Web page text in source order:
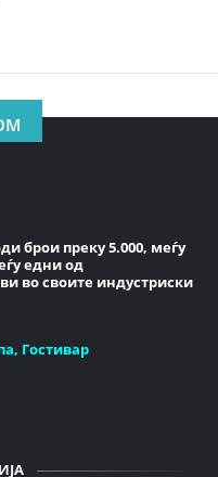
брои преку 5.000, меѓу
едни од
во своите индустриски
Гостивар